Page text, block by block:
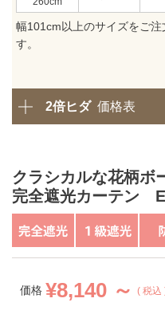
幅101cm以上のサイズをご
す。
2倍ヒダ 価格表
クラシカルな花柄ボ
完全遮光カーテン
価格 ¥8,140 ～ 税込